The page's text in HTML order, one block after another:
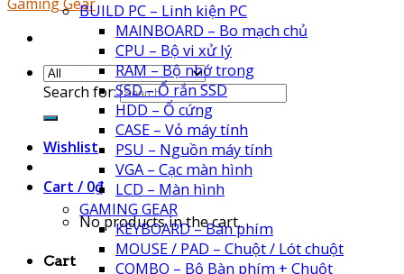
Search for:
Wishlist
Cart / 0₫
No products in the cart.
Cart
BUILD PC – Linh kiện PC
MAINBOARD – Bo mạch chủ
CPU – Bộ vi xử lý
RAM – Bộ nhớ trong
SSD – Ổ rắn SSD
HDD – Ổ cứng
CASE – Vỏ máy tính
PSU – Nguồn máy tính
VGA – Cạc màn hình
LCD – Màn hình
GAMING GEAR
KEYBOARD – Bàn phím
MOUSE / PAD – Chuột / Lót chuột
COMBO – Bộ Bàn phím + Chuột